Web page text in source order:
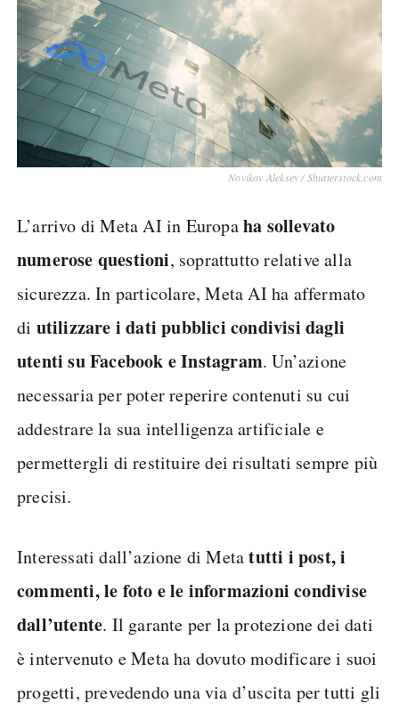
Novikov Aleksey / Shutterstock.com
L’arrivo di Meta AI in Europaha sollevato
numerose questioni, soprattutto relative alla
sicurezza. In particolare, Meta AI ha affermato
di utilizzare i dati pubblici condivisi dagli
utenti su Facebook e Instagram. Un’azione
necessaria per poter reperire contenuti su cui
addestrare la sua intelligenza artificiale e
permettergli di restituire dei risultati sempre più
precisi.
Interessati dall’azione di Metatutti i post, i
commenti, le foto e le informazioni condivise
dall’utente. Il garante per la protezione dei dati
è intervenuto e Meta ha dovuto modificare i suoi
progetti, prevedendo una via d’uscita per tutti gli